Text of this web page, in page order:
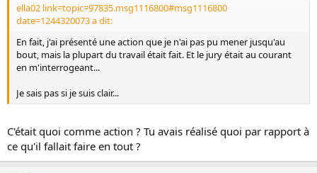
ella02 link=topic=97835.msg1116800#msg1116800
date=1244320073 a dit:
En fait, j'ai présenté une action que je n'ai pas pu mener jusqu'au
bout, mais la plupart du travail était fait. Et le jury était au courant
en m'interrogeant...
Je sais pas si je suis clair...
C'était quoi comme action ? Tu avais réalisé quoi par rapport à
ce qu'il fallait faire en tout ?